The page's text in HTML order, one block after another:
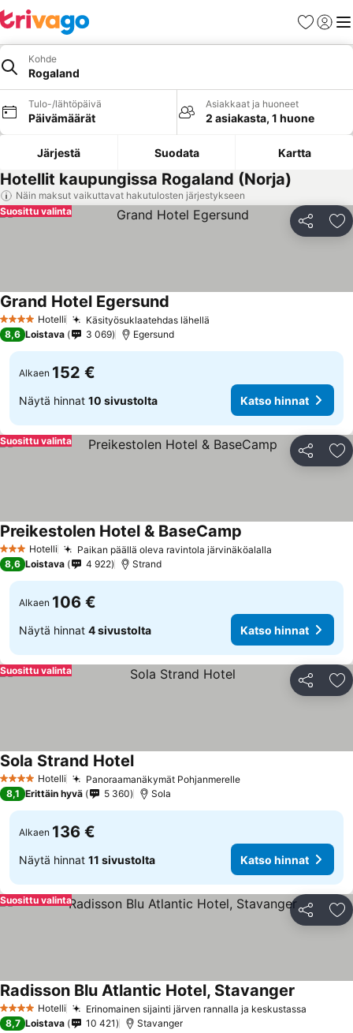
Suosikit
Kohde
Rogaland
Tulo-/lähtöpäivä
Päivämäärät
Asiakkaat ja huoneet
2 asiakasta, 1 huone
Järjestä Suodata Kartta
Hotellit kaupungissa Rogaland (Norja)
Näin maksut vaikuttavat hakutulosten järjestykseen
Jaa
Suosittu valinta
4 Tähtiluokitus
Hotelli Käsityösuklaatehdas lähellä
Grand Hotel Egersund
8,6 Loistava 3 069 Egersund
Alkaen 152 €
Näytä hinnat 10 sivustolta Katso hinnat
Jaa
Suosittu valinta
3 Tähtiluokitus
Hotelli Paikan päällä oleva ravintola järvinäköalalla
Preikestolen Hotel & BaseCamp
8,6 Loistava 4 922 Strand
Alkaen 106 €
Näytä hinnat 4 sivustolta Katso hinnat
Jaa
Suosittu valinta
4 Tähtiluokitus
Hotelli Panoraamanäkymät PohjanmerelleKatso hinnat
Sola Strand HotelKatso hinnat
8,1 Erittäin hyvä 5 360 Sola
Alkaen 136 €
Näytä hinnat 11 sivustolta Katso hinnat
Jaa
Suosittu valinta
4 Tähtiluokitus
Hotelli Erinomainen sijainti järven rannalla ja keskustassa
Radisson Blu Atlantic Hotel, Stavanger
8,7 Loistava 10 421 Stavanger